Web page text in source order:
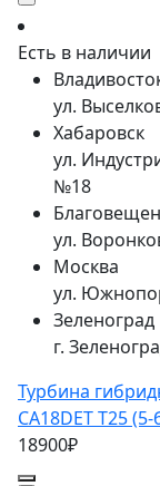
Есть в наличии
ул.
Хабаровск
ул.
№18
ул.
Москва
ул.
Зеленоград
г.
Турбина
CA18DET Т25
18900₽